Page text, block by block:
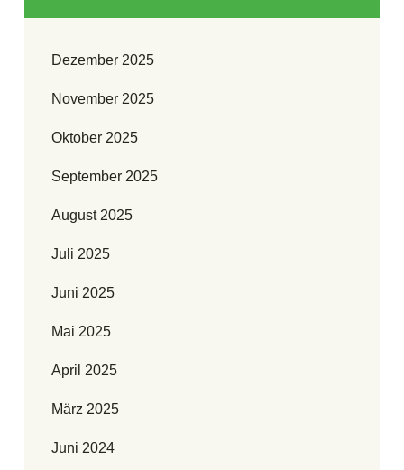
Dezember 2025
November 2025
Oktober 2025
September 2025
August 2025
Juli 2025
Juni 2025
Mai 2025
April 2025
März 2025
Juni 2024